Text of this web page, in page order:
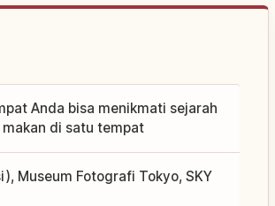
Anda bisa menikmati sejarah
di satu tempat
Museum Fotografi Tokyo, SKY